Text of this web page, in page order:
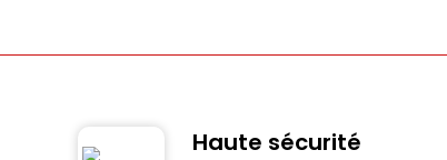
Haute sécurité